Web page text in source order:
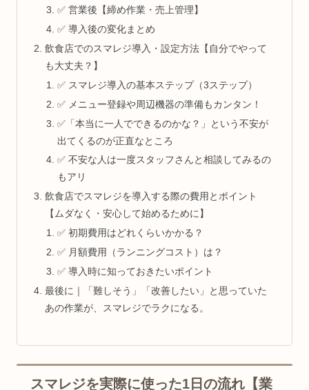
✅ 営業後【締め作業・売上管理】
✅ 導入後の変化まとめ
飲食店でのスマレジ導入・設定方法【自分でやって
も大丈夫？】
✅ スマレジ導入の基本ステップ（3ステップ）
✅ メニュー登録や周辺機器の準備もカンタン！
✅「本当に一人でできるのかな？」という不安が
出てくるのが正直なところ
✅ 不安な人は一度スタッフさんと相談してみるの
もアリ
飲食店でスマレジを導入する際の費用とポイント
【ムダなく・安心して始めるために】
✅ 初期費用はどれくらいかかる？
✅ 月額費用（ランニングコスト）は？
✅ 導入時に知っておきたいポイント
最後に｜「難しそう」「改善したい」と思っていた
あの作業が、スマレジでラクになる。
スマレジを実際に使った1日の流れ【業